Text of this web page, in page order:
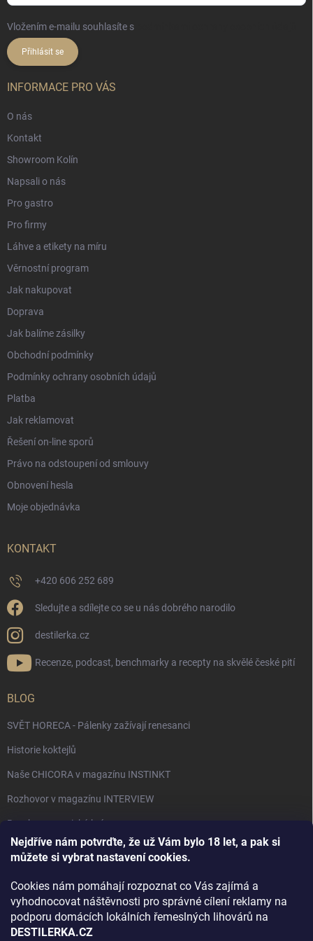
Nejdříve nám potvrďte, že už Vám bylo 18 let, a pak si
můžete si vybrat nastavení cookies.
Cookies nám pomáhají rozpoznat co Vás zajímá a
vyhodnocovat náštěvnosti pro správné cílení reklamy na
podporu domácích lokálních řemeslných lihovárů na
DESTILERKA.CZ
Vložením e-mailu souhlasíte s
Přihlásit se
INFORMACE PRO VÁS
O nás
Kontakt
Showroom Kolín
Napsali o nás
Pro gastro
Pro firmy
Láhve a etikety na míru
Věrnostní program
Jak nakupovat
Doprava
Jak balíme zásilky
Obchodní podmínky
Podmínky ochrany osobních údajů
Platba
Jak reklamovat
Řešení on-line sporů
Právo na odstoupení od smlouvy
Obnovení hesla
Moje objednávka
KONTAKT
+420 606 252 689
Sledujte a sdílejte co se u nás dobrého narodilo
destilerka.cz
Recenze, podcast, benchmarky a recepty na skvělé české pití
BLOG
SVĚT HORECA - Pálenky zažívají renesanci
Historie koktejlů
Naše CHICORA v magazínu INSTINKT
Rozhovor v magazínu INTERVIEW
Bourbon, americká krása.
Napsali v TÝDNU o naší práci
Rozhovor s DESTILERKA.CZ v magazínu DRINKING-CAT
Jak vybrat dárek na Vánoce